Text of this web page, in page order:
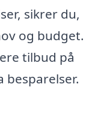
sikrer du,
og budget.
tilbud på